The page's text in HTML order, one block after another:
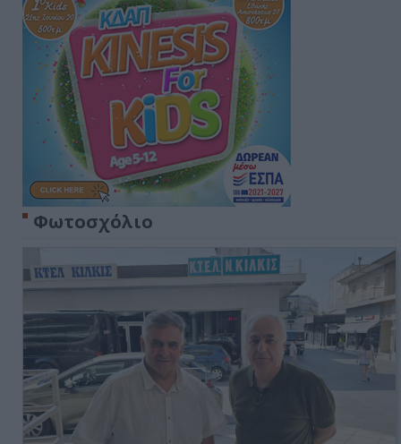
Φωτοσχόλιο